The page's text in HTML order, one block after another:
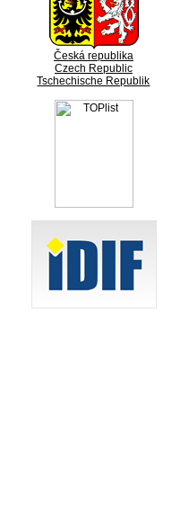
Česká republika
Czech Republic
Tschechische Republik